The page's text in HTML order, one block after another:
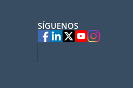
SÍGUENOS